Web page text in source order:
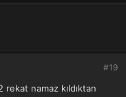
#19
namaz kıldıktan